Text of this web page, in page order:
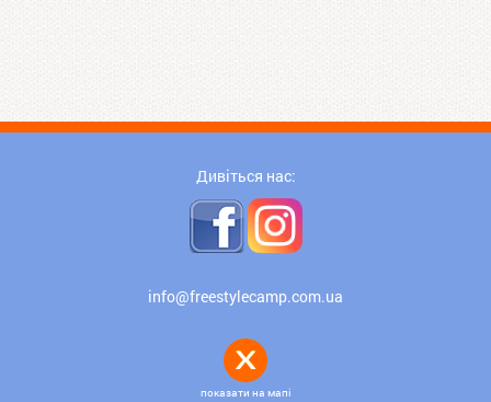
Дивіться нас:
info@freestylecamp.com.ua
показати на мапі